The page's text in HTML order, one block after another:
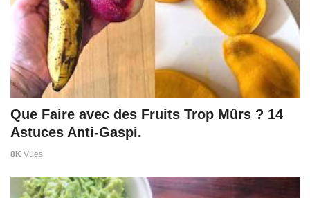
Que Faire avec des Fruits Trop Mûrs ? 14
Astuces Anti-Gaspi.
8K Vues